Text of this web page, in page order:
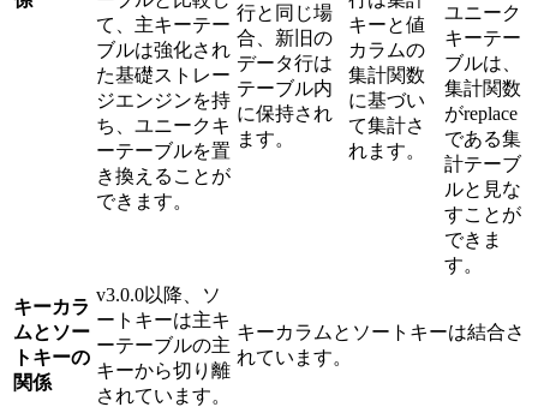
て、主キーテー
ブルは強化され
た基礎ストレー
ジエンジンを持
ち、ユニークキ
ーテーブルを置
き換えることが
できます。
行と同じ場
合、新旧の
データ行は
テーブル内
に保持され
ます。
キーと値
カラムの
集計関数
に基づい
て集計さ
れます。
ユニーク
キーテー
ブルは、
集計関数
がreplace
である集
計テーブ
ルと見な
すことが
できま
す。
キーカラ
ムとソー
トキーの
関係
v3.0.0以降、ソ
ートキーは主キ
ーテーブルの主
キーから切り離
されています。
キーカラムとソートキーは結合さ
れています。